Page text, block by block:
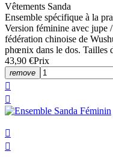
Vêtements Sanda
Ensemble spécifique à la
Version féminine avec jupe
fédération chinoise de
phœnix dans le dos. Tailles
43,90 €Prix
remove



